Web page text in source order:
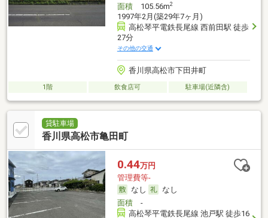
面積105.56m2
1997年2月(築29年7ヶ月)
高松琴平電鉄長尾線 西前田駅 徒歩
27分
その他の交通
香川県高松市下田井町
1階 飲食店可 駐車場(近隣含)
貸駐車場
香川県高松市亀田町
0.44万円
管理費等-
なし
なし
面積-
高松琴平電鉄長尾線 池戸駅 徒歩16